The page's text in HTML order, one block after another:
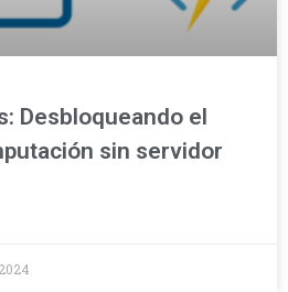
Desbloqueando el
sin servidor